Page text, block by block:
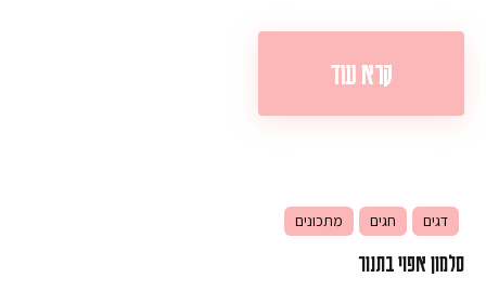
קרא עוד
דגים חגים מתכונים
סלמון אפוי בתנור